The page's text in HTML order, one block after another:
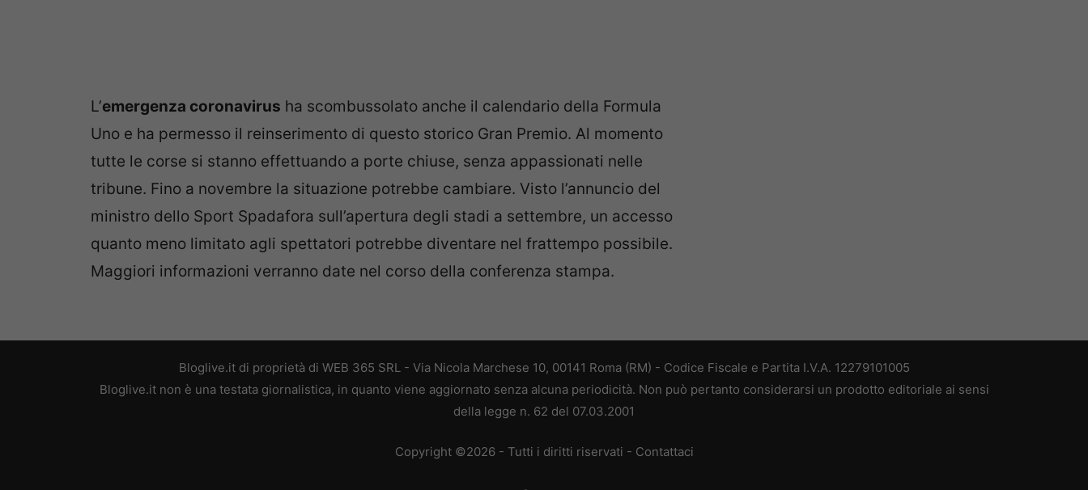
L’emergenza coronavirus ha scombussolato anche il calendario della Formula
Uno e ha permesso il reinserimento di questo storico Gran Premio. Al momento
tutte le corse si stanno effettuando a porte chiuse, senza appassionati nelle
tribune. Fino a novembre la situazione potrebbe cambiare. Visto l’annuncio del
ministro dello Sport Spadafora sull’apertura degli stadi a settembre, un accesso
quanto meno limitato agli spettatori potrebbe diventare nel frattempo possibile.
Maggiori informazioni verranno date nel corso della conferenza stampa.
Bloglive.it di proprietà di WEB 365 SRL - Via Nicola Marchese 10, 00141 Roma (RM) - Codice Fiscale e Partita I.V.A. 12279101005
Bloglive.it non è una testata giornalistica, in quanto viene aggiornato senza alcuna periodicità. Non può pertanto considerarsi un prodotto editoriale ai sensi
della legge n. 62 del 07.03.2001
Copyright ©2026 - Tutti i diritti riservati - Contattaci